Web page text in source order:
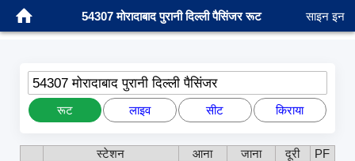
54307 मोरादाबाद पुरानी दिल्ली पैसिंजर रूट साइन इन
54307 मोरादाबाद पुरानी दिल्ली पैसिंजर
रूट लाइव सीट किराया
स्टेशन आना जाना दूरी
PF